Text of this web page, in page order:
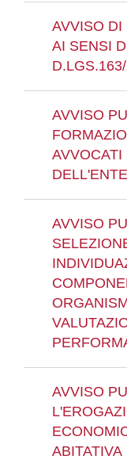
AVVISO DI
AI SENSI
AVVISO
AVVOCATI
AVVISO
AVVISO
ABITATIVA